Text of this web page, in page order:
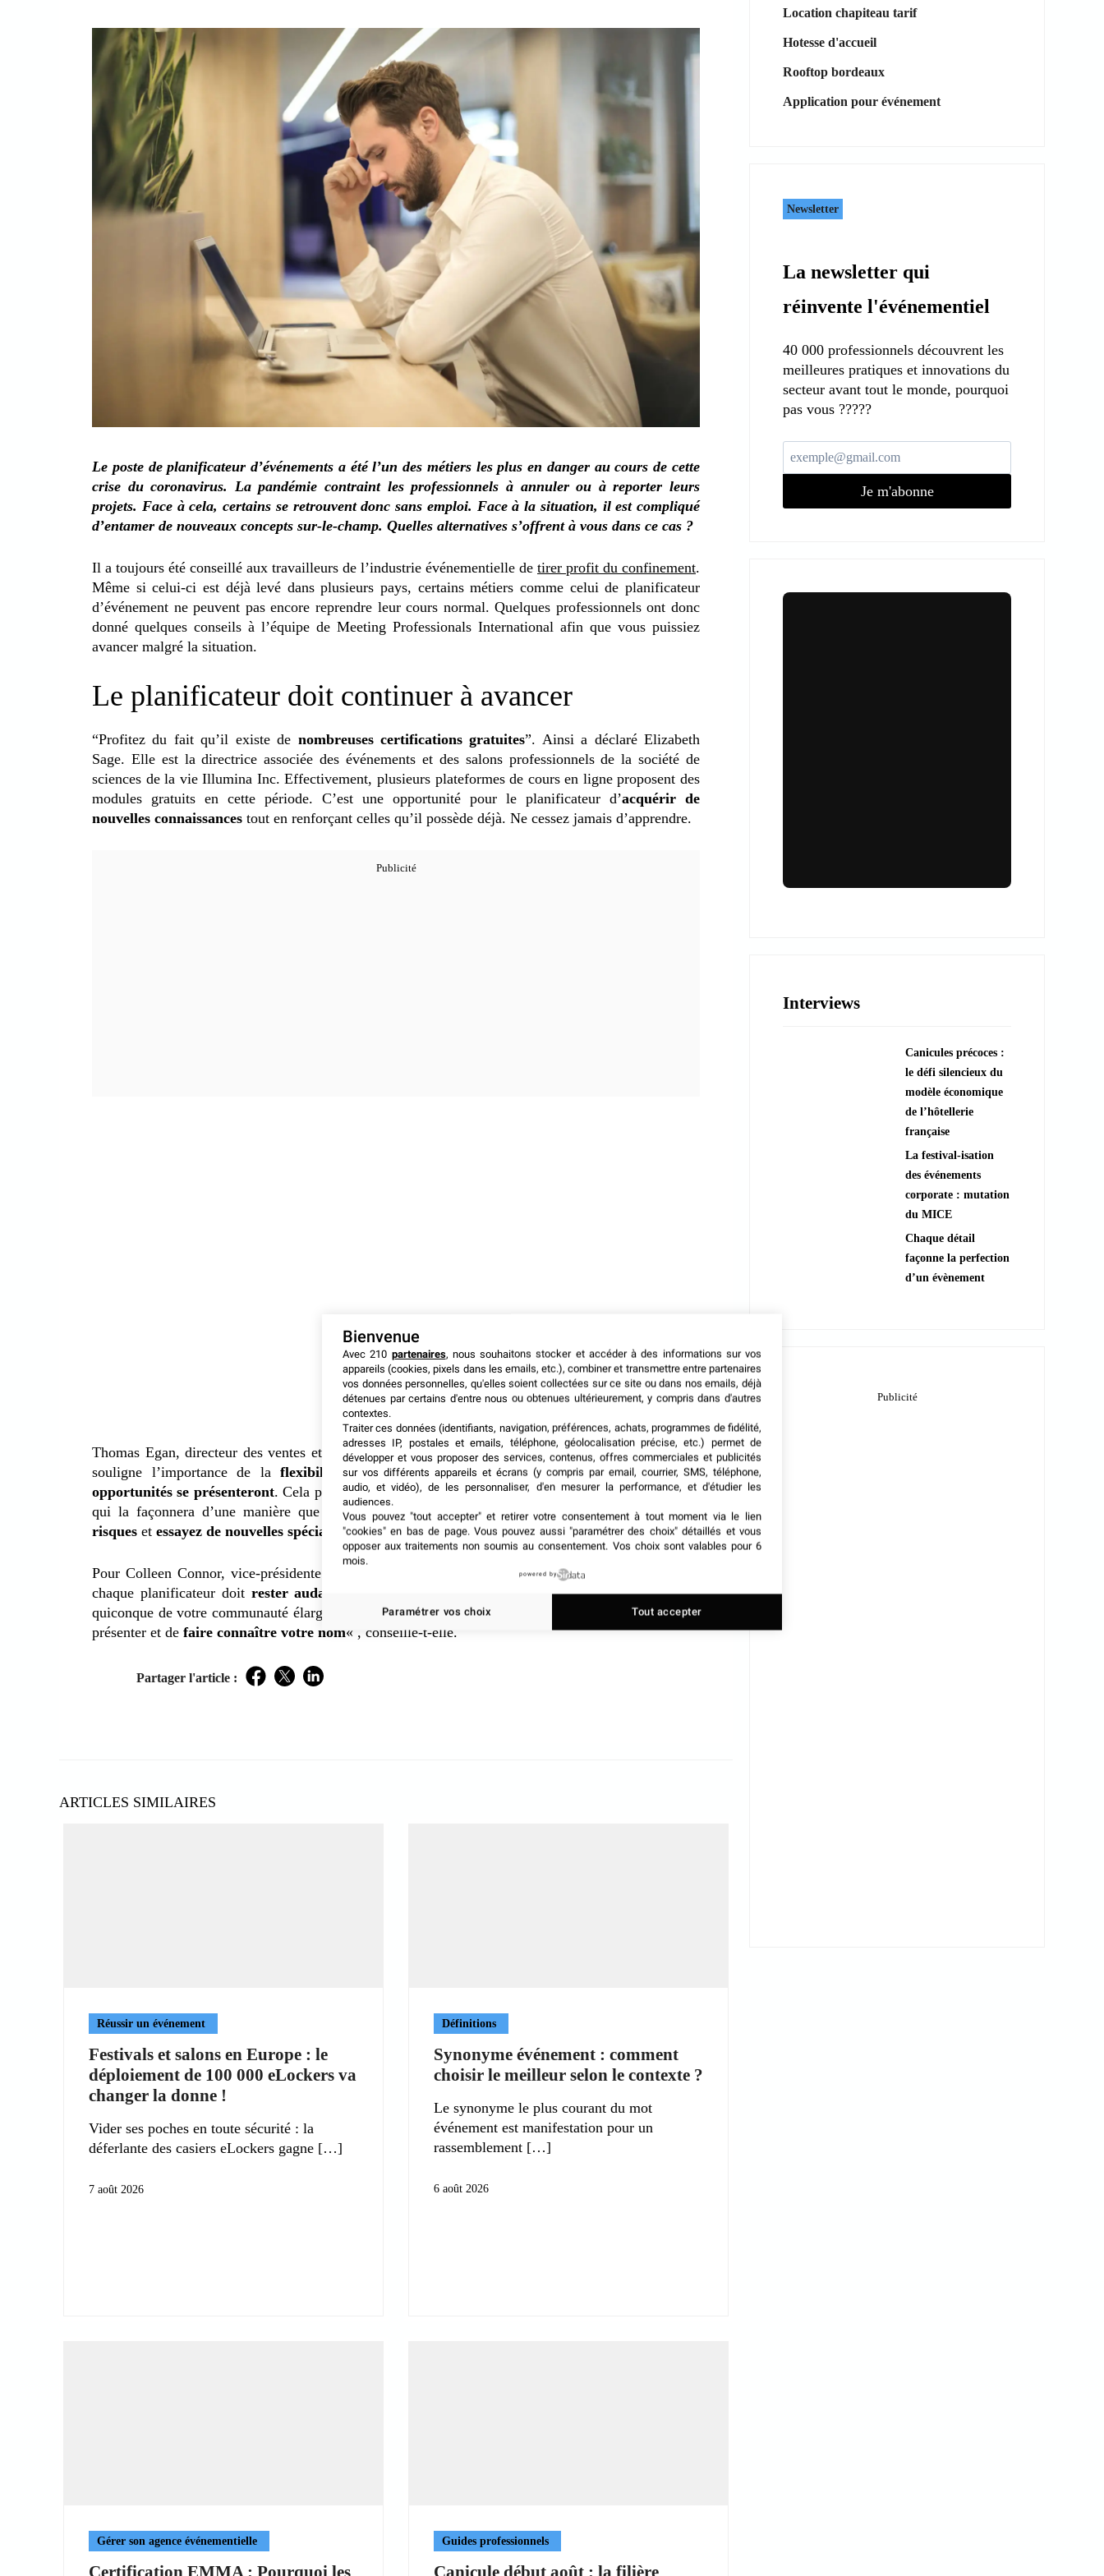
Le poste de planificateur d’événements a été l’un des métiers les plus en danger au cours de cette
crise du coronavirus. La pandémie contraint les professionnels à annuler ou à reporter leurs
projets. Face à cela, certains se retrouvent donc sans emploi. Face à la situation, il est compliqué
d’entamer de nouveaux concepts sur-le-champ. Quelles alternatives s’offrent à vous dans ce cas ?
Il a toujours été conseillé aux travailleurs de l’industrie événementielle de tirer profit du confinement.
Même si celui-ci est déjà levé dans plusieurs pays, certains métiers comme celui de planificateur
d’événement ne peuvent pas encore reprendre leur cours normal. Quelques professionnels ont donc
donné quelques conseils à l’équipe de Meeting Professionals International afin que vous puissiez
avancer malgré la situation.
Le planificateur doit continuer à avancer
“Profitez du fait qu’il existe de nombreuses certifications gratuites”. Ainsi a déclaré Elizabeth
Sage. Elle est la directrice associée des événements et des salons professionnels de la société de
sciences de la vie Illumina Inc. Effectivement, plusieurs plateformes de cours en ligne proposent des
modules gratuits en cette période. C’est une opportunité pour le planificateur d’acquérir de
nouvelles connaissances tout en renforçant celles qu’il possède déjà. Ne cessez jamais d’apprendre.
Thomas Egan, directeur des ventes et du marketing, Gaylord Texan Resort and Convention Center,
souligne l’importance de laflexibilité . “À mesure que notre industrie évolue,de nouvelles
opportunités se présenteront. Cela pourrait être un grand tremplin pour l’équilibre de votre carrière
qui la façonnera d’une manière que vous n’avez jamais pensé”, dit-il. Osez doncprendre des
risques et essayez de nouvelles spécialisations.
Pour Colleen Connor, vice-présidente et responsable des conférences chez Cetera Financial Group,
chaque planificateur doitrester audacieux
. « N’ayez pas peur de demander 15 ou 30 minutes à
quiconque de votre communauté élargie pour savoir ce qu’il fait. C’est une excellente façon de vous
présenter et de faire connaître votre nom« , conseille-t-elle.
Partager l'article : Facebook
TwitterLinkedIn
ARTICLES SIMILAIRES
Réussir un événement
Festivals et salons en Europe : le
déploiement de 100 000 eLockers va
changer la donne !
Vider ses poches en toute sécurité : la
déferlante des casiers eLockers gagne
7 août 2026
Définitions
Synonyme événement : comment
choisir le meilleur selon le contexte ?
Le synonyme le plus courant du mot
événement est manifestation pour un
rassemblement
6 août 2026
Gérer son agence événementielle Guides professionnels
Location chapiteau tarif
Hotesse d'accueil
Rooftop bordeaux
Application pour événement
Newsletter
La newsletter qui
réinvente l'événementiel
40 000 professionnels découvrent les
meilleures pratiques et innovations du
secteur avant tout le monde, pourquoi
pas vous ?????
Je m'abonne
???? Explorer les animations
Interviews
Canicules précoces :
le défi silencieux du
modèle économique
de l’hôtellerie
française
La festival-isation
des événements
corporate : mutation
du MICE
Chaque détail
façonne la perfection
d’un évènement
Bienvenue
Avec 210 partenaires, nous souhaitons stocker et accéder à des informations sur vos
appareils (cookies, pixels dans les emails, etc.), combiner et transmettre entre partenaires
vos données personnelles, qu'elles soient collectées sur ce site ou dans nos emails, déjà
détenues par certains d'entre nous ou obtenues ultérieurement, y compris dans d'autres
contextes.
Traiter ces données (identifiants, navigation, préférences, achats, programmes de fidélité,
adresses IP, postales et emails, téléphone, géolocalisation précise, etc.) permet de
développer et vous proposer des services, contenus, offres commerciales et publicités
sur vos différents appareils et écrans (y compris par email, courrier, SMS, téléphone,
audio, et vidéo), de les personnaliser, d'en mesurer la performance, et d'étudier les
audiences.
Vous pouvez "tout accepter" et retirer votre consentement à tout moment via le lien
"cookies" en bas de page. Vous pouvez aussi "paramétrer des choix" détaillés et vous
opposer aux traitements non soumis au consentement. Vos choix sont valables pour 6
mois.
powered by
Paramétrer vos choix Tout accepter